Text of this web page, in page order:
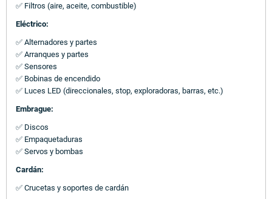
✅ Filtros (aire, aceite, combustible)
Eléctrico:
✅ Alternadores y partes
✅ Arranques y partes
✅ Sensores
✅ Bobinas de encendido
✅ Luces LED (direccionales, stop, exploradoras, barras, etc.)
Embrague:
✅ Discos
✅ Empaquetaduras
✅ Servos y bombas
Cardán:
✅ Crucetas y soportes de cardán